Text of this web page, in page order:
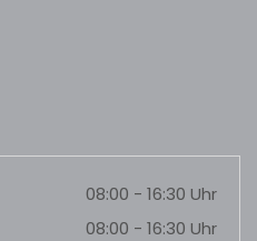
08:00 - 16:30 Uhr
08:00 - 16:30 Uhr